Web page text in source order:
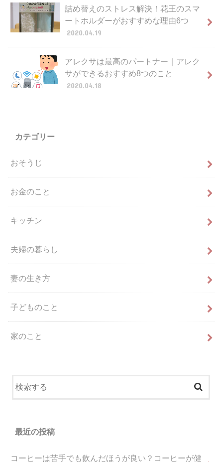
詰め替えのストレス解決！花王のスマ
ートホルダーがおすすめな理由6つ
2020.04.19
アレクサは最高のパートナー｜アレク
サができるおすすめ8つのこと
2020.04.18
カテゴリー
おそうじ
お金のこと
キッチン
夫婦の暮らし
妻の生き方
子どものこと
家のこと
最近の投稿
コーヒーは苦手でも飲んだほうが良い？コーヒーが健